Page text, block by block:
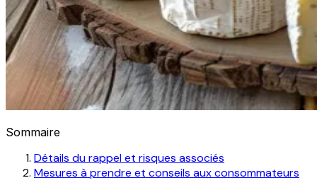
Sommaire
Détails du rappel et risques associés
Mesures à prendre et conseils aux consommateurs